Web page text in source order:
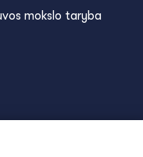
mokslo taryba